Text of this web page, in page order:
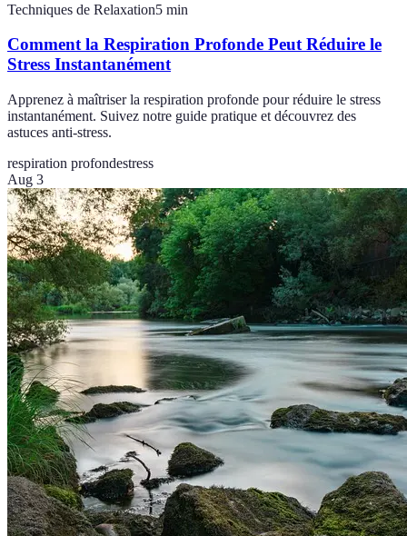
Techniques de Relaxation5 min
Comment la Respiration Profonde Peut Réduire le
Stress Instantanément
Apprenez à maîtriser la respiration profonde pour réduire le stress
instantanément. Suivez notre guide pratique et découvrez des
astuces anti-stress.
respiration profondestress
Aug 3